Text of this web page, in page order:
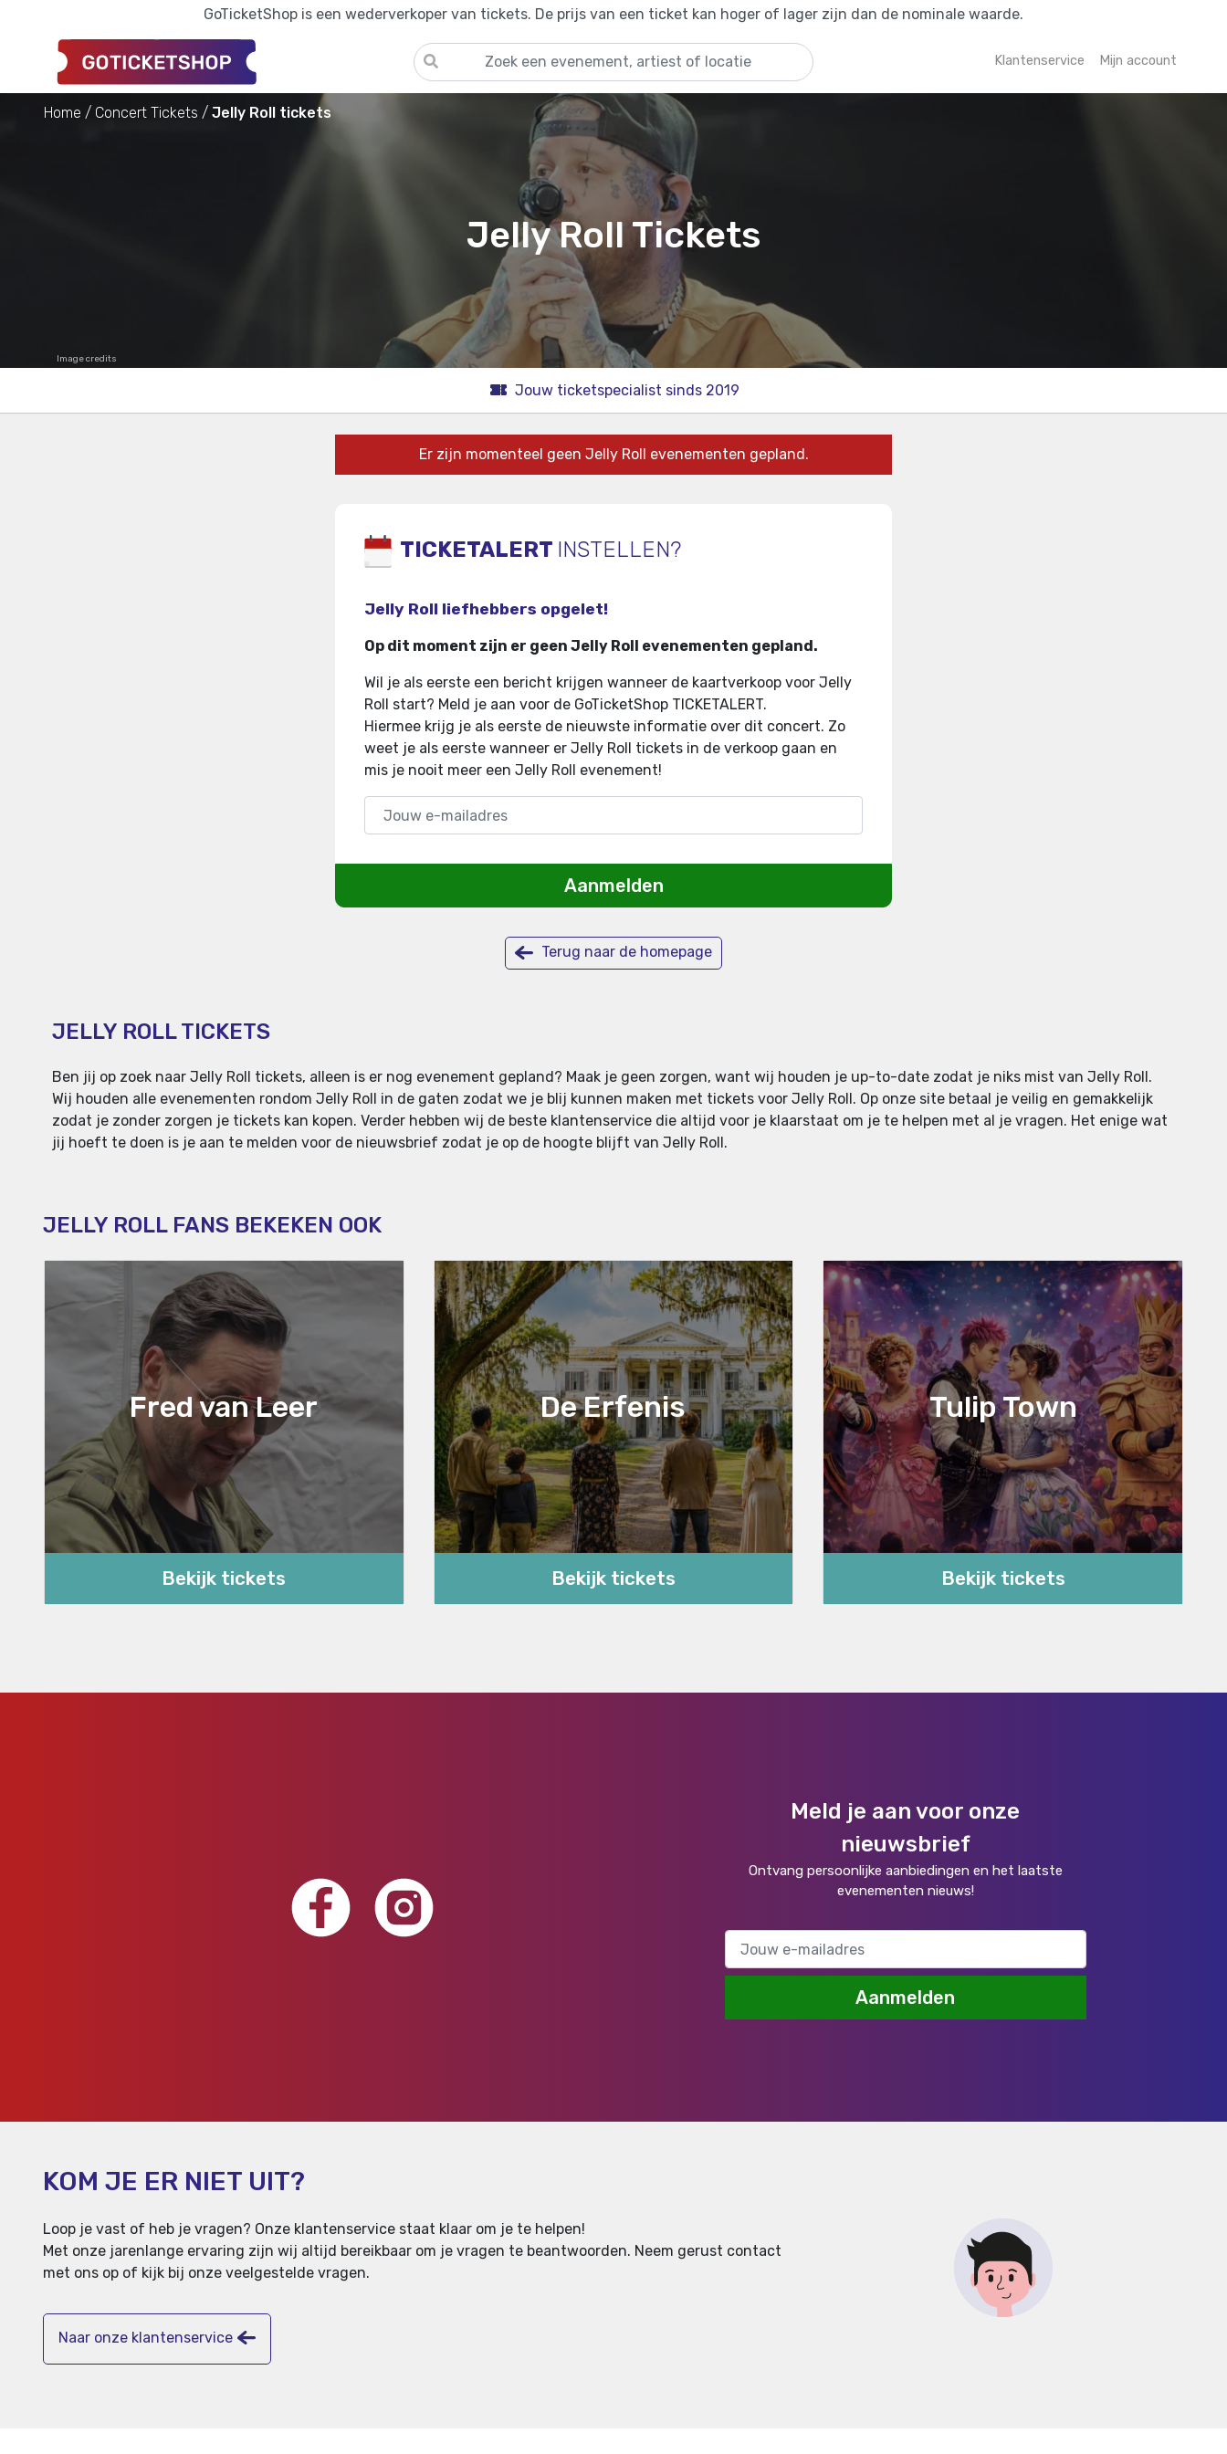
GoTicketShop is een wederverkoper van tickets. De prijs van een ticket kan hoger of lager zijn dan de nominale waarde.
Klantenservice Mijn account
Home Concert Tickets Jelly Roll tickets
Jelly Roll Tickets
Image credits
Jouw ticketspecialist sinds 2019
Er zijn momenteel geen Jelly Roll evenementen gepland.
TICKETALERT INSTELLEN?
Jelly Roll liefhebbers opgelet!
Op dit moment zijn er geen Jelly Roll evenementen gepland.
Wil je als eerste een bericht krijgen wanneer de kaartverkoop voor Jelly
Roll start? Meld je aan voor de GoTicketShop TICKETALERT.
Hiermee krijg je als eerste de nieuwste informatie over dit concert. Zo
weet je als eerste wanneer er Jelly Roll tickets in de verkoop gaan en
mis je nooit meer een Jelly Roll evenement!
Aanmelden
Terug naar de homepage
JELLY ROLL TICKETS
Ben jij op zoek naar Jelly Roll tickets, alleen is er nog evenement gepland? Maak je geen zorgen, want wij houden je up-to-date zodat je niks mist van Jelly Roll.
Wij houden alle evenementen rondom Jelly Roll in de gaten zodat we je blij kunnen maken met tickets voor Jelly Roll. Op onze site betaal je veilig en gemakkelijk
zodat je zonder zorgen je tickets kan kopen. Verder hebben wij de beste klantenservice die altijd voor je klaarstaat om je te helpen met al je vragen. Het enige wat
jij hoeft te doen is je aan te melden voor de nieuwsbrief zodat je op de hoogte blijft van Jelly Roll.
JELLY ROLL FANS BEKEKEN OOK
Fred van Leer
Bekijk tickets
De Erfenis
Bekijk tickets
Tulip Town
Bekijk tickets
Meld je aan voor onze
nieuwsbrief
Ontvang persoonlijke aanbiedingen en het laatste
evenementen nieuws!
Aanmelden
KOM JE ER NIET UIT?
Loop je vast of heb je vragen? Onze klantenservice staat klaar om je te helpen!
Met onze jarenlange ervaring zijn wij altijd bereikbaar om je vragen te beantwoorden. Neem gerust contact
met ons op of kijk bij onze veelgestelde vragen.
Naar onze klantenservice